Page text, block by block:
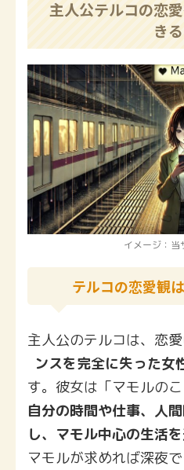
主人公テルコの恋
き
イメージ：当
テルコの恋愛観
主人公のテルコは、恋
ンスを完全に失った女
す。彼女は「マモルの
自分の時間や仕事、人
し、マモル中心の生活
マモルが求めれば深夜